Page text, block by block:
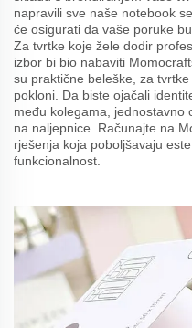
napravili sve naše notebook
će osigurati da vaše poruke
Za tvrtke koje žele dodir
izbor bi bio nabaviti
su praktične beleške, za
pokloni. Da biste ojačali
među kolegama, jednostavno
na naljepnice. Računajte na
rješenja koja poboljšavaju
funkcionalnost.